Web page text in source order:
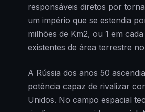
responsáveis diretos por
um império que se estendia
milhões de Km2, ou 1 em
existentes de área terrestre
A Rússia dos anos 50
potência capaz de rivalizar
Unidos. No campo espacial